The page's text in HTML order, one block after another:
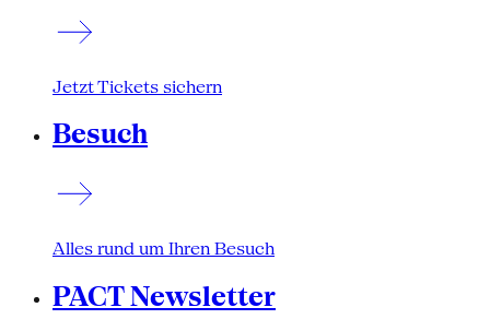
Jetzt Tickets sichern
Besuch
Alles rund um Ihren Besuch
PACT Newsletter